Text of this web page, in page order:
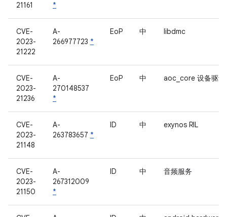
21161
*
CVE-
2023-
21222
A-
266977723 *
EoP 中 libdmc
CVE-
2023-
21236
A-
270148537
*
EoP 中 aoc_core 设备驱动
CVE-
2023-
21148
A-
263783657 *
ID 中 exynos RIL
CVE-
2023-
21150
A-
267312009
*
ID 中 音频服务